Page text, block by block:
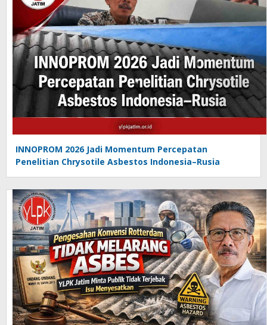
INNOPROM 2026 Jadi Momentum Percepatan
Penelitian Chrysotile Asbestos Indonesia–Rusia